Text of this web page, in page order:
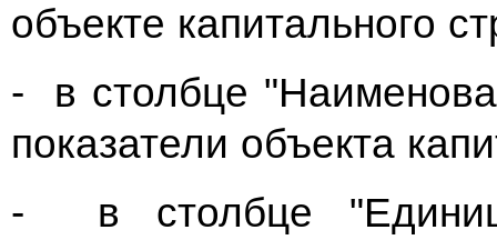
объекте капитального
- в столбце
показатели объекта
- в столбце